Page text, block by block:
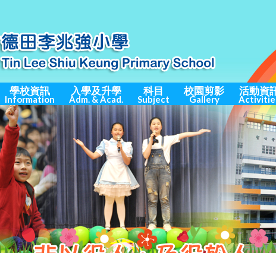
學校資訊
Information
入學及升學
Adm. & Acad.
科目
Subject
校園剪影
Gallery
活動資